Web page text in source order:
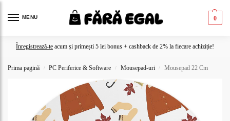
MENU 0
Înregistrează-te acum și primești 5 lei bonus + cashback de 2% la fiecare achiziție!
Prima pagină / PC Periferice & Software / Mousepad-uri / Mousepad 22 Cm